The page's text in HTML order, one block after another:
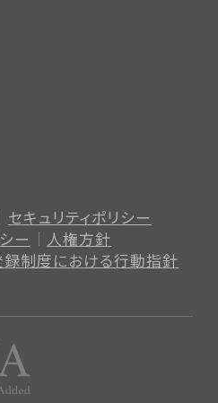
セキュリティポリシー
ー
人権方針
録制度における行動指針